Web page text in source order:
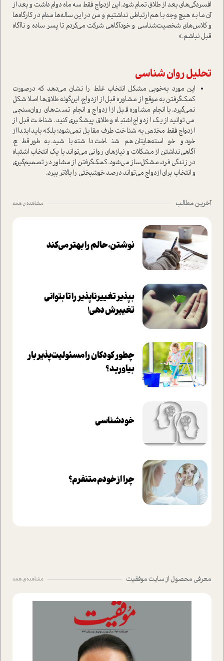
افسردگی‌های بعد از طلاق تمام شود. این ازدواج فقط سه ماه دوام داشت و بعد از
آن ما به هیچ وجه با هم ارتباطی نداشتیم و من در این ساله‌ها مدام در کارگاه‌ها
و کلاس‌های شخصیت‌شناسی و خودآگاهی شرکت می‌کردم تا پسر ساده و نا‌آگاه
قبل نباشم.»
تحلیل روان شناسی
این مورد به‌خوبی مشکل انتخاب غلط را نشان می‌دهد که درصورت
کمک‌گرفتن به موقع از مشاوره قبل از ازدواج، این‌گونه طلاق‌ها اصلا شکل
نمی‌گیرد. با انجام مشاوره قبل از ازدواج و انجام تست‌های روان‌سنجی
می‌توانید از یک ازدواج اشتباه و طلاق پیشگیری کنید. شناخت قبل از
ازدواج فقط مختص به شناخت طرف مقابل نمی‌شود؛ بلکه باید ابتدا از
خود و خواسته‌هایتان هم شناخت داشته باشید. به‌طور قطع،
آگاهی‌نداشتن از مشکلات و نیازهای روانی می‌تواند با یک انتخاب اشتباه
در زندگی فرد، مشکل‌ساز می‌شود. کمک‌گرفتن از مشاور در تصمیم‌گیری
و انتخاب برای ازدواج می‌تواند درصد خوشبختی را بالاتر ببرد.
آخرین مطالب مشاهده ی همه
نوشتن، حالم را بهتر می‌کند
بپذير تغييرناپذير را تا بتواني
تغييرش دهي!‏
چطور کودکان را مسئولیت‌پذیر بار
بیاورید؟
خودشناسی
چرا از خودم متنفرم؟
معرفی محصول از سایت موفقیت مشاهده ی همه